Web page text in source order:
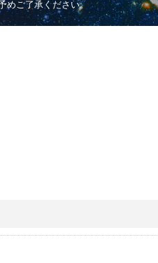
めご了承ください。